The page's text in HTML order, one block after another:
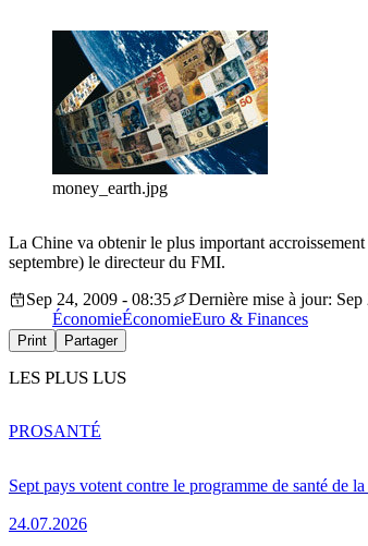
money_earth.jpg
La Chine va obtenir le plus important
septembre) le directeur du FMI.
Sep 24, 2009 - 08:35
Dernière mise à jour:
ÉconomieÉconomieEuro & Finances
Print Partager
LES PLUS LUS
Sept pays votent contre le programme de santé de
24.07.2026
PROSANTÉ